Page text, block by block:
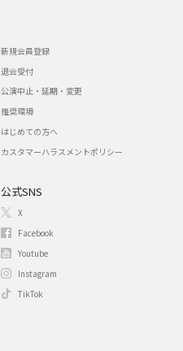
新規会員登録
退会受付
公演中止・延期・変更
推奨環境
はじめての方へ
カスタマーハラスメントポリシー
公式SNS
X
Facebook
Youtube
Instagram
TikTok